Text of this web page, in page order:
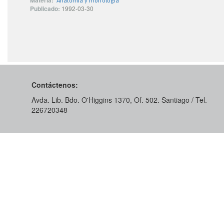
Publicado: 1992-03-30
Contáctenos:
Avda. Lib. Bdo. O'Higgins 1370, Of. 502. Santiago / Tel.
226720348